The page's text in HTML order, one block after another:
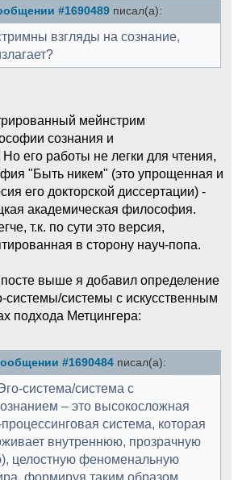
#1690489 писал(а):
взгляды на сознание,
мейнстрим
сознания и
его работы не легки для чтения,
"Быть никем" (это упрощенная и
его докторской диссертации) -
академическая философия.
т.к. по сути это версия,
в сторону науч-попа.
посте выше я добавил определение
системы/системы с искусственным
подхода Метцингера:
#1690484 писал(а):
система/система с
– это высокосложная
система, которая
внутреннюю, прозрачную
целостную феноменальную
формируя таким образом